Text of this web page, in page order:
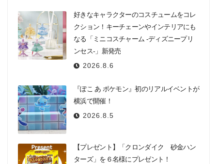
好きなキャラクターのコスチュームをコレ
クション！キーチェーンやインテリアにも
なる「ミニコスチャーム -ディズニープリ
ンセス-」新発売
2026.8.6
『ぽこ あ ポケモン』初のリアルイベントが
横浜で開催！
2026.8.5
【プレゼント】「クロンダイク 砂金ハン
ターズ」を６名様にプレゼント！